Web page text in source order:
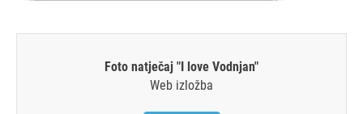
Foto natječaj "I love Vodnjan"
Web izložba